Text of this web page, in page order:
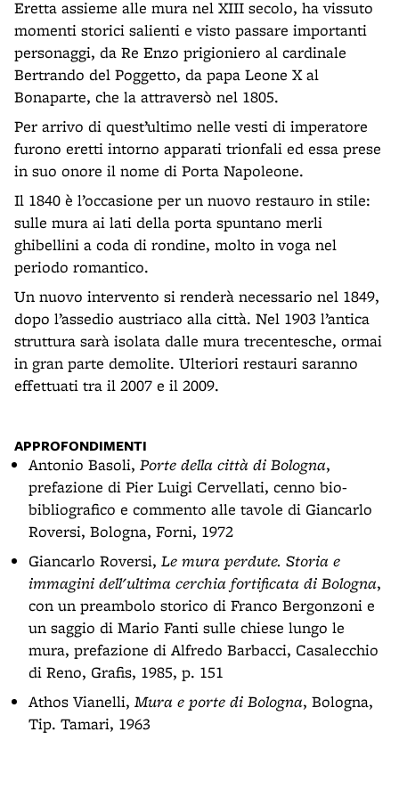
Eretta assieme alle mura nel XIII secolo, ha vissuto
momenti storici salienti e visto passare importanti
personaggi, da Re Enzo prigioniero al cardinale
Bertrando del Poggetto, da papa Leone X al
Bonaparte, che la attraversò nel 1805.
Per arrivo di quest’ultimo nelle vesti di imperatore
furono eretti intorno apparati trionfali ed essa prese
in suo onore il nome di Porta Napoleone.
Il 1840 è l’occasione per un nuovo restauro in stile:
sulle mura ai lati della porta spuntano merli
ghibellini a coda di rondine, molto in voga nel
periodo romantico.
Un nuovo intervento si renderà necessario nel 1849,
dopo l’assedio austriaco alla città. Nel 1903 l’antica
struttura sarà isolata dalle mura trecentesche, ormai
in gran parte demolite. Ulteriori restauri saranno
effettuati tra il 2007 e il 2009.
APPROFONDIMENTI
Antonio Basoli, Porte della città di Bologna,
prefazione di Pier Luigi Cervellati, cenno bio-
bibliografico e commento alle tavole di Giancarlo
Roversi, Bologna, Forni, 1972
Giancarlo Roversi, Le mura perdute. Storia e
immagini dell'ultima cerchia fortificata di Bologna,
con un preambolo storico di Franco Bergonzoni e
un saggio di Mario Fanti sulle chiese lungo le
mura, prefazione di Alfredo Barbacci, Casalecchio
di Reno, Grafis, 1985, p. 151
Athos Vianelli, Mura e porte di Bologna, Bologna,
Tip. Tamari, 1963